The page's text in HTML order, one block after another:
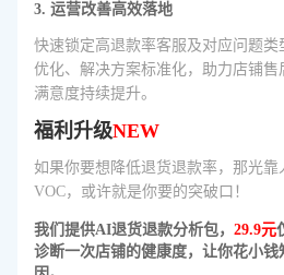
3. 运营改善高效落地
快速锁定高退款率客服及对应问题
优化、解决方案标准化，助力店铺
满意度持续提升。
福利升级NEW
如果你要想降低退货退款率，那光
VOC，或许就是你要的突破口！
我们提供AI退货退款分析包， 29.9元
诊断一次店铺的健康度，让你花小